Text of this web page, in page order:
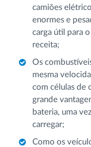
camiões
enormes e
carga útil para
receita;
Os
mesma
com células de
grande
bateria, uma
carregar;
Como os